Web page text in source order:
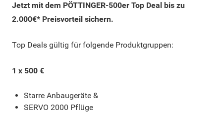
Jetzt mit dem PÖTTINGER-500er Top Deal bis zu
2.000€* Preisvorteil sichern.
Top Deals gültig für folgende Produktgruppen:
1 x 500 €
Starre Anbaugeräte &
SERVO 2000 Pflüge